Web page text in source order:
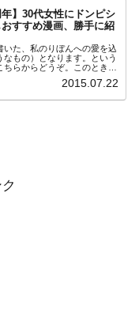
年】30代女性にドンピシ
すすめ漫画、勝手に紹
いた、私のりぼんへの愛を込
もの）となります。という
らからどうぞ。このときの
実はなかよしも今年で創刊...
2015.07.22